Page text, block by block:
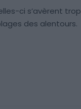
ci s’avèrent trop
des alentours.